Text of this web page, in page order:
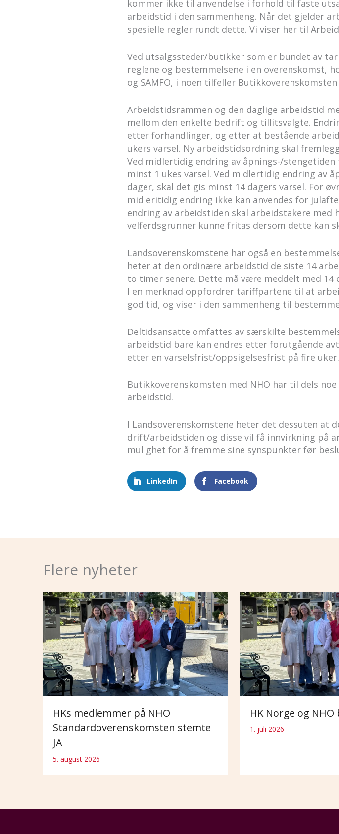
kommer ikke til anvendelse i forhold til faste
arbeidstid i den sammenheng. Når det gjelder
spesielle regler rundt dette. Vi viser her til
Ved utsalgssteder/butikker som er bundet av
reglene og bestemmelsene i en overenskomst,
og SAMFO, i noen tilfeller
Arbeidstidsrammen og den daglige arbeidstid
mellom den enkelte bedrift og tillitsvalgte.
etter forhandlinger, og etter at bestående
ukers varsel. Ny arbeidstidsordning skal
Ved midlertidig endring av åpnings-/
minst 1 ukes varsel. Ved midlertidig endring av
dager, skal det gis minst 14 dagers varsel. For
midleritidig endring ikke kan anvendes for
endring av arbeidstiden skal arbeidstakere med
velferdsgrunner kunne fritas dersom dette kan
Landsoverenskomstene har også en
heter at den ordinære arbeidstid de siste 14
to timer senere. Dette må være meddelt med 14
I en merknad oppfordrer tariffpartene til at
god tid, og viser i den sammenheng til
Deltidsansatte omfattes av særskilte
arbeidstid bare kan endres etter forutgående
etter en varselsfrist/oppsigelsesfrist på fire uker.
Butikkoverenskomsten med NHO har til dels
arbeidstid.
I Landsoverenskomstene heter det dessuten at
drift/arbeidstiden og disse vil få innvirkning på
mulighet for å fremme sine synspunkter før
LinkedIn Facebook
Flere nyheter
HKs medlemmer på NHO
Standardoverenskomsten stemte
JA
5. august 2026
HK Norge og NHO
1. juli 2026